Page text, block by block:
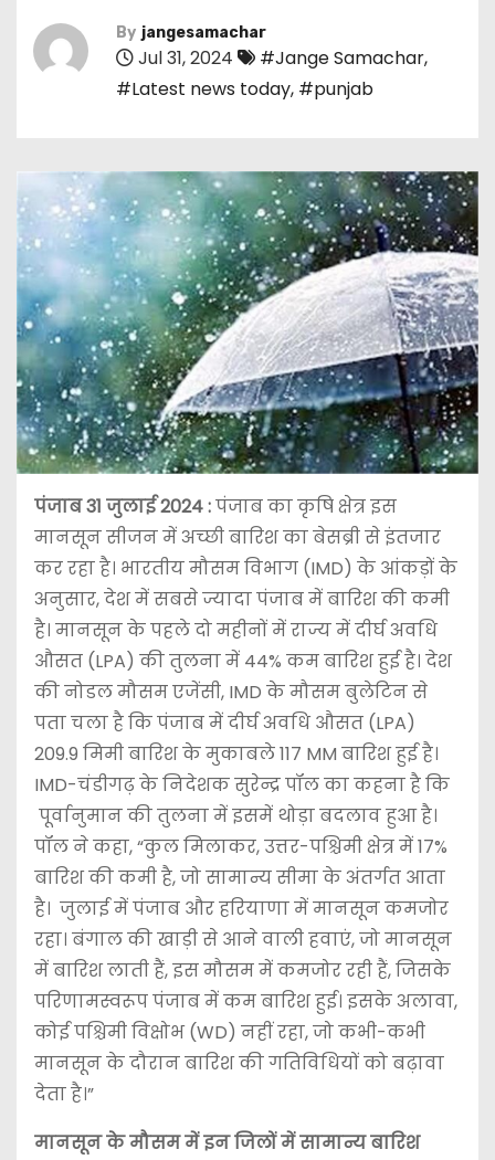
By jangesamachar
Jul 31, 2024 #Jange Samachar,
#Latest news today, #punjab
पंजाब 31 जुलाई 2024 :पंजाब का कृषि क्षेत्र इस
मानसून सीजन में अच्छी बारिश का बेसब्री से इंतजार
कर रहा है। भारतीय मौसम विभाग (IMD) के आंकड़ों के
अनुसार, देश में सबसे ज्यादा पंजाब में बारिश की कमी
है। मानसून के पहले दो महीनों में राज्य में दीर्घ अवधि
औसत (LPA) की तुलना में 44% कम बारिश हुई है। देश
की नोडल मौसम एजेंसी, IMD के मौसम बुलेटिन से
पता चला है कि पंजाब में दीर्घ अवधि औसत (LPA)
209.9 मिमी बारिश के मुकाबले 117 MM बारिश हुई है।
IMD-चंडीगढ़ के निदेशक सुरेन्द्र पॉल का कहना है कि
पूर्वानुमान की तुलना में इसमें थोड़ा बदलाव हुआ है।
पॉल ने कहा, “कुल मिलाकर, उत्तर-पश्चिमी क्षेत्र में 17%
बारिश की कमी है, जो सामान्य सीमा के अंतर्गत आता
है। जुलाई में पंजाब और हरियाणा में मानसून कमजोर
रहा। बंगाल की खाड़ी से आने वाली हवाएं, जो मानसून
में बारिश लाती हैं, इस मौसम में कमजोर रही हैं, जिसके
परिणामस्वरूप पंजाब में कम बारिश हुई। इसके अलावा,
कोई पश्चिमी विक्षोभ (WD) नहीं रहा, जो कभी-कभी
मानसून के दौरान बारिश की गतिविधियों को बढ़ावा
देता है।”
मानसून के मौसम में इन जिलों में सामान्य बारिश